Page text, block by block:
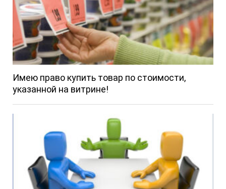
Имею право купить товар по стоимости,
указанной на витрине!